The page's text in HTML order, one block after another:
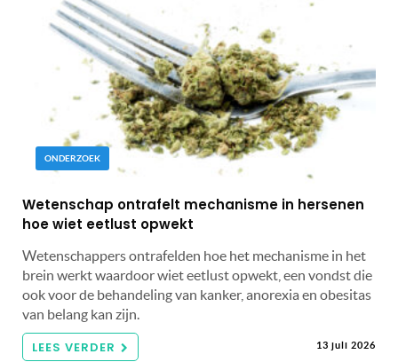
ONDERZOEK
Wetenschap ontrafelt mechanisme in hersenen
hoe wiet eetlust opwekt
Wetenschappers ontrafelden hoe het mechanisme in het
brein werkt waardoor wiet eetlust opwekt, een vondst die
ook voor de behandeling van kanker, anorexia en obesitas
van belang kan zijn.
LEES VERDER 13 juli 2026